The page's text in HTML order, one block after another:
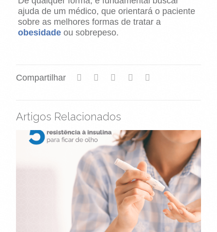
ajuda de um médico, que orientará o paciente
sobre as melhores formas de tratar a
obesidadeou sobrepeso.
Compartilhar
Artigos Relacionados